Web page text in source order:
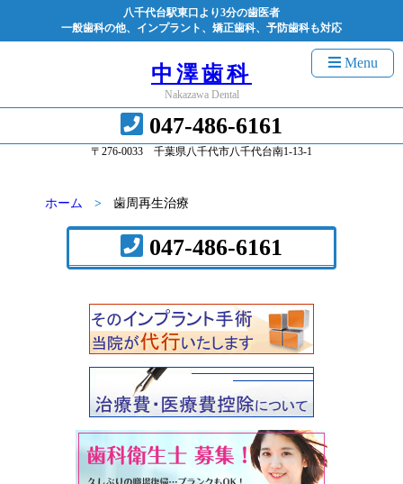
八千代台駅東口より3分の歯医者
一般歯科の他、インプラント、矯正歯科、予防歯科も対応
Menu
中澤歯科
Nakazawa Dental
047-486-6161
〒276-0033 千葉県八千代市八千代台南1-13-1
ホーム 歯周再生治療
047-486-6161